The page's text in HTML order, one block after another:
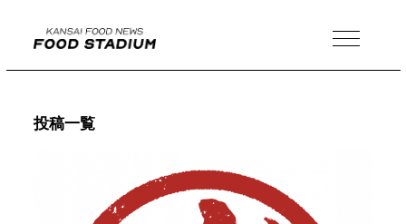
MENU
投稿一覧